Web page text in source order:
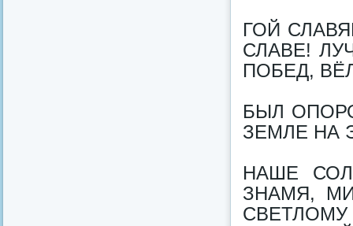
ГОЙ
СЛАВЕ!
ПОБЕД,
БЫЛ
ЗЕМЛЕ НА
НАШЕ
ЗНАМЯ,